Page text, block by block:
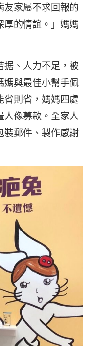
友家屬不求回報的
厚的情誼。」媽媽
据、人力不足，被
媽與最佳小幫手佩
省則省，媽媽四處
人像募款。全家人
裝郵件、製作感謝